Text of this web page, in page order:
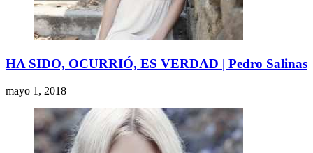
HA SIDO, OCURRIÓ, ES VERDAD | Pedro Salinas
mayo 1, 2018